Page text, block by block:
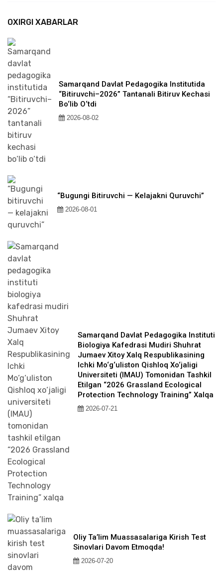
OXIRGI XABARLAR
Samarqand Davlat Pedagogika Institutida
“Bitiruvchi–2026” Tantanali Bitiruv Kechasi
Bo‘lib O‘tdi
2026-08-02
“Bugungi Bitiruvchi — Kelajakni Quruvchi”
2026-08-01
Samarqand Davlat Pedagogika Instituti
Biologiya Kafedrasi Mudiri Shuhrat
Jumaev Xitoy Xalq Respublikasining
Ichki Mo‘g‘uliston Qishloq Xo‘jaligi
Universiteti (IMAU) Tomonidan Tashkil
Etilgan “2026 Grassland Ecological
Protection Technology Training” Xalqa
2026-07-21
Oliy Ta’lim Muassasalariga Kirish Test
Sinovlari Davom Etmoqda!
2026-07-20